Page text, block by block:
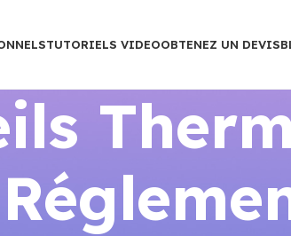
TUTORIELS VIDEOOBTENEZ UN DEVIS